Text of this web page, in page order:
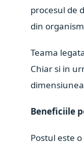
procesul de
din
Teama
Chiar si in
Beneficiile
Postul este